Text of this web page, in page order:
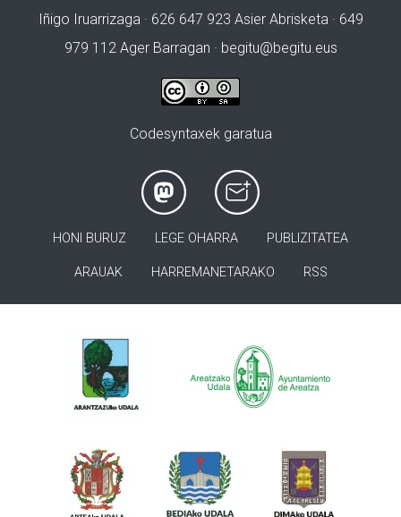
Iñigo Iruarrizaga · 626 647 923 Asier Abrisketa · 649
979 112 Ager Barragan · begitu@begitu.eus
Codesyntaxek garatua
HONI BURUZ LEGE OHARRA PUBLIZITATEA
ARAUAK HARREMANETARAKO RSS